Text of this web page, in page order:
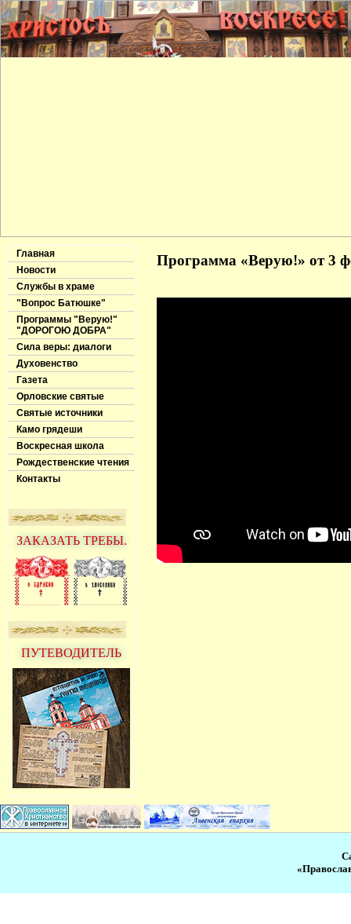
Главная
Новости
Службы в храме
"Вопрос Батюшке"
Программы "Верую!"
"ДОРОГОЮ ДОБРА"
Сила веры: диалоги
Духовенство
Газета
Орловские святые
Святые источники
Камо грядеши
Воскресная школа
Рождественские чтения
Контакты
ЗАКАЗАТЬ ТРЕБЫ.
ПУТЕВОДИТЕЛЬ
Программа «Верую!» от 3